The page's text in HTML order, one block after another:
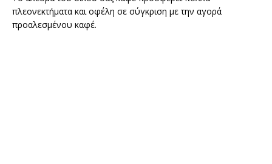
πλεονεκτήματα και οφέλη σε σύγκριση με την αγορά
προαλεσμένου καφέ.